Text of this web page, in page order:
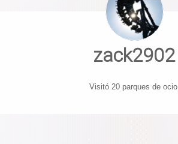
zack2902
Visitó 20 parques de ocio.